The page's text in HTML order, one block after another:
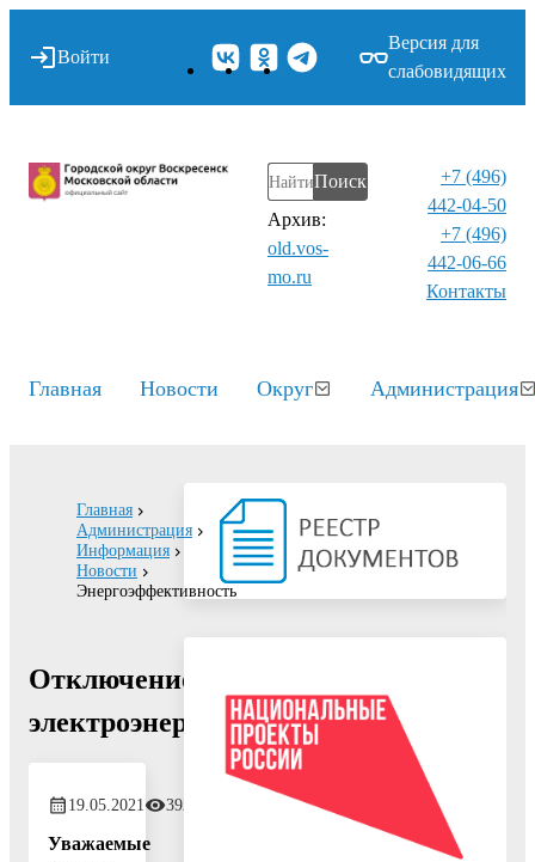
Войти
Версия для
слабовидящих
Поиск
Архив:
old.vos-
mo.ru
+7 (496)
442-04-50
+7 (496)
442-06-66
Контакты⁠
Главная Новости Округ Администрация
Главная
Администрация
Информация
Новости
Энергоэффективность
Отключение
электроэнергии!
19.05.2021 392
Уважаемые